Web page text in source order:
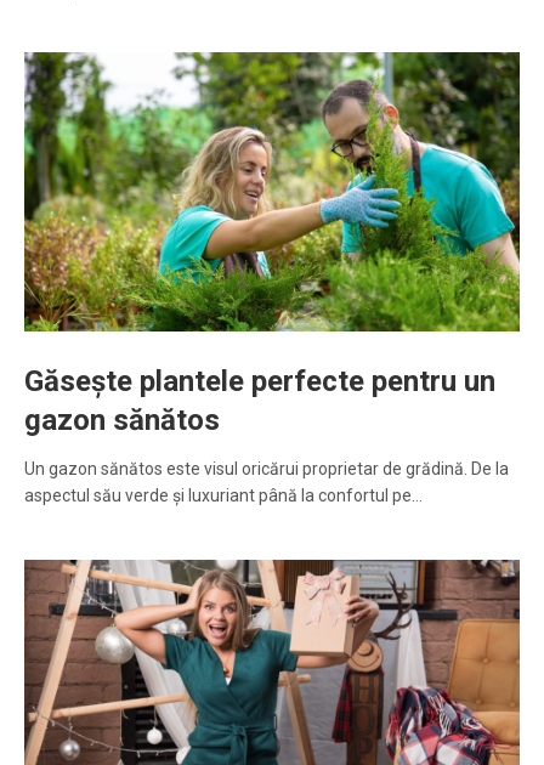
Găsește plantele perfecte pentru un
gazon sănătos
Un gazon sănătos este visul oricărui proprietar de grădină. De la
aspectul său verde și luxuriant până la confortul pe…